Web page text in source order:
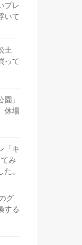
プレ
いて
土
って
」
休場
「キ
み
。
グ
する